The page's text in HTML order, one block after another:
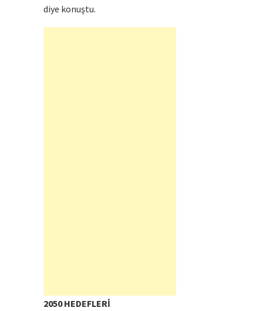
diye konuştu.
2050 HEDEFLERİ